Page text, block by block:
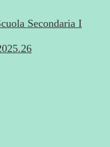
Secondaria I